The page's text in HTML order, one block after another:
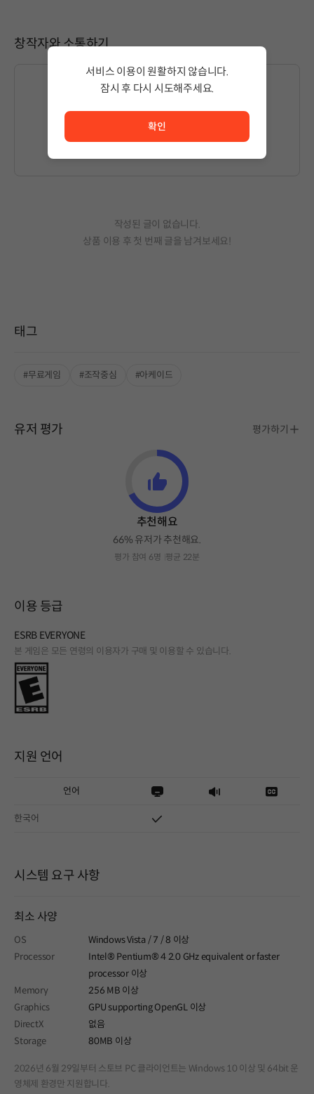
창작자와 소통하기
글을 작성하시려면로그인
작성된 글이 없습니다.
상품 이용 후 첫 번째 글을 남겨보세요!
태그
#무료게임 #조작중심 #아케이드
유저 평가 평가하기
추천해요
66% 유저가 추천해요.
평가 참여 6명 평균 22분
이용 등급
ESRB EVERYONE
본 게임은 모든 연령의 이용자가 구매 및 이용할 수 있습니다.
지원 언어
언어
한국어
시스템 요구 사항
최소 사양
OS
Windows Vista / 7 / 8 이상
Processor
Intel® Pentium® 4 2.0 GHz equivalent or faster
processor 이상
Memory
256 MB 이상
Graphics
GPU supporting OpenGL 이상
DirectX
없음
Storage
80MB 이상
2026년 6월 29일부터 스토브 PC 클라이언트는 Windows 10 이상 및 64bit 운
영체제 환경만 지원합니다.
서비스 이용이 원활하지 않습니다.
잠시 후 다시 시도해주세요.
확인